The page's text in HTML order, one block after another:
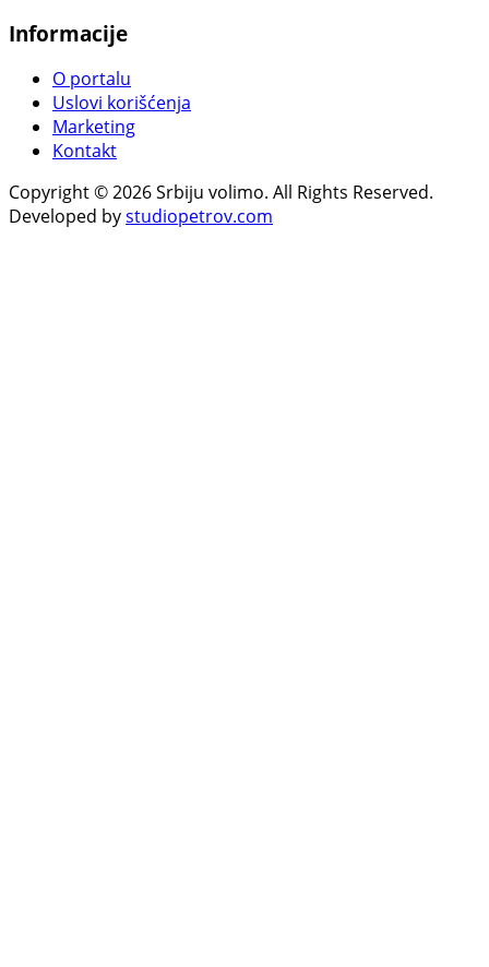
Informacije
O portalu
Uslovi korišćenja
Marketing
Kontakt
Copyright © 2026 Srbiju volimo. All Rights Reserved.
Developed bystudiopetrov.com